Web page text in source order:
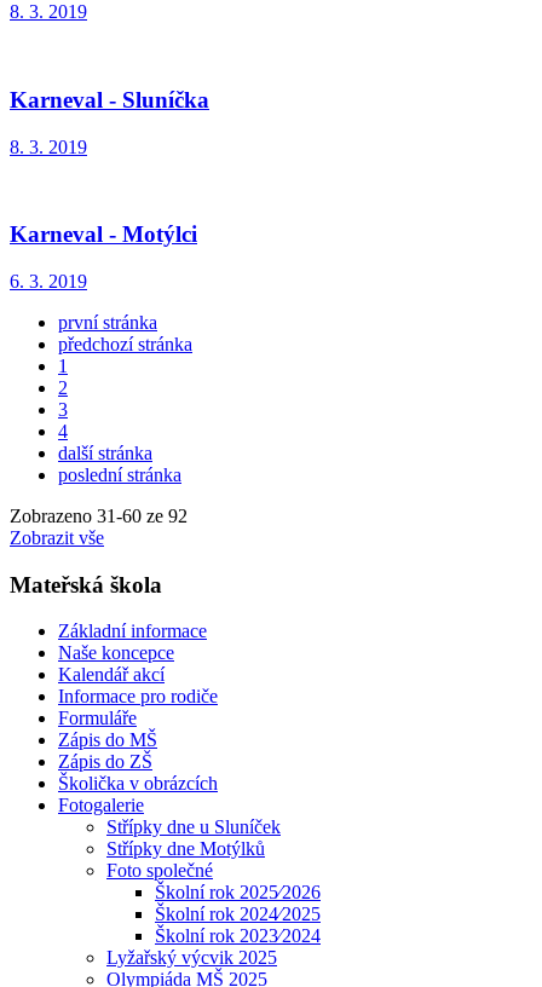
8. 3. 2019
Karneval - Sluníčka
8. 3. 2019
Karneval - Motýlci
6. 3. 2019
první stránka
předchozí stránka
1
2
3
4
další stránka
poslední stránka
Zobrazeno 31-60 ze 92
Zobrazit vše
Mateřská škola
Základní informace
Naše koncepce
Kalendář akcí
Informace pro rodiče
Formuláře
Zápis do MŠ
Zápis do ZŠ
Školička v obrázcích
Fotogalerie
Střípky dne u Sluníček
Střípky dne Motýlků
Foto společné
Školní rok 2025⁄2026
Školní rok 2024⁄2025
Školní rok 2023⁄2024
Lyžařský výcvik 2025
Olympiáda MŠ 2025